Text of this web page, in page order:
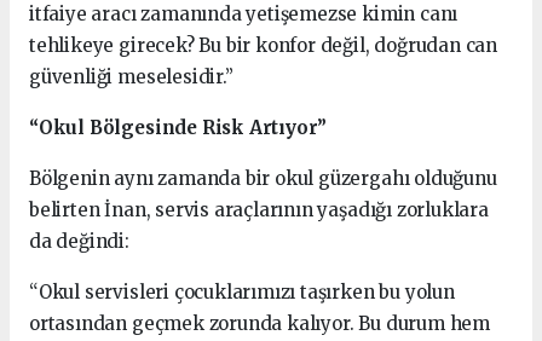
itfaiye aracı zamanında yetişemezse kimin canı
tehlikeye girecek? Bu bir konfor değil, doğrudan can
güvenliği meselesidir.”
“Okul Bölgesinde Risk Artıyor”
Bölgenin aynı zamanda bir okul güzergahı olduğunu
belirten İnan, servis araçlarının yaşadığı zorluklara
da değindi:
“Okul servisleri çocuklarımızı taşırken bu yolun
ortasından geçmek zorunda kalıyor. Bu durum hem